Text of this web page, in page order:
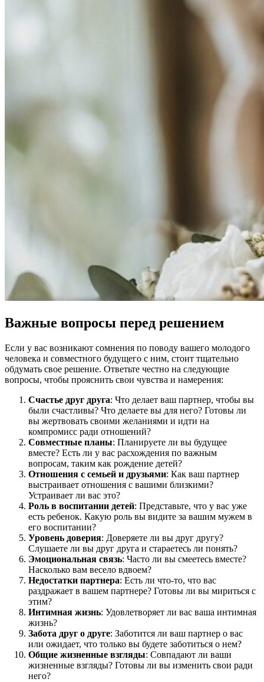
Важные вопросы перед решением
Если у вас возникают сомнения по поводу вашего молодого
человека и совместного будущего с ним, стоит тщательно
обдумать свое решение. Ответьте честно на следующие
вопросы, чтобы прояснить свои чувства и намерения:
Счастье друг друга: Что делает ваш партнер, чтобы вы
были счастливы? Что делаете вы для него? Готовы ли
вы жертвовать своими желаниями и идти на
компромисс ради отношений?
Совместные планы: Планируете ли вы будущее
вместе? Есть ли у вас расхождения по важным
вопросам, таким как рождение детей?
Отношения с семьей и друзьями: Как ваш партнер
выстраивает отношения с вашими близкими?
Устраивает ли вас это?
Роль в воспитании детей: Представьте, что у вас уже
есть ребенок. Какую роль вы видите за вашим мужем в
его воспитании?
Уровень доверия: Доверяете ли вы друг другу?
Слушаете ли вы друг друга и стараетесь ли понять?
Эмоциональная связь: Часто ли вы смеетесь вместе?
Насколько вам весело вдвоем?
Недостатки партнера: Есть ли что-то, что вас
раздражает в вашем партнере? Готовы ли вы мириться с
этим?
Интимная жизнь: Удовлетворяет ли вас ваша интимная
жизнь?
Забота друг о друге: Заботится ли ваш партнер о вас
или ожидает, что только вы будете заботиться о нем?
Общие жизненные взгляды: Совпадают ли ваши
жизненные взгляды? Готовы ли вы изменить свои ради
него?